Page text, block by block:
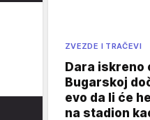
ZVEZDE I TRAČEVI
Dara iskreno
Bugarskoj
evo da li će
na stadion